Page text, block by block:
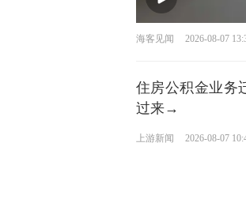
海客见闻 2026-08-07
住房公积金业务
过来→
上游新闻 2026-08-07